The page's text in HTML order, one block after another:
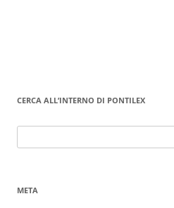
CERCA ALL’INTERNO DI PONTILEX
per:
META